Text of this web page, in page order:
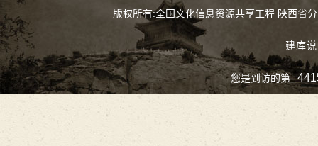
版权所有:全国文化信息资源共享工程 陕西省
建库
您是到访的第